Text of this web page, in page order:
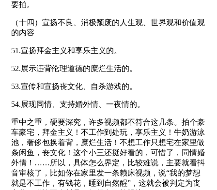
要拍。
（十四）宣扬不良、消极颓废的人生观、世界观和价值观
的内容
51.宣扬拜金主义和享乐主义的。
52.展示违背伦理道德的糜烂生活的。
53.宣传和宣扬丧文化、自杀游戏的。
54.展现同情、支持婚外情、一夜情的。
重中之重，硬要深究，许多视频都不符合这几条。拍个豪
车豪宅，拜金主义！不工作到处玩，享乐主义！牛奶游泳
池，奢侈包换着背，糜烂生活！不想工作只想宅在家里做
条闲鱼，丧文化！这个小三还挺好看的，可惜了，同情婚
外情！……所以，具体怎么界定，比较难说，主要就看抖
音审核了，比如你在家里发一条赖床视频，说“我的梦想
就是不工作，有钱花，睡到自然醒”，这就会被判定为丧